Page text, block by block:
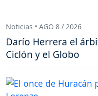
Noticias • AGO 8 / 2026
Darío Herrera el
Ciclón y el Globo